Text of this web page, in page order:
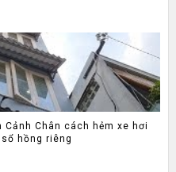
Cảnh Chân cách hẻm xe hơi
hồng riêng